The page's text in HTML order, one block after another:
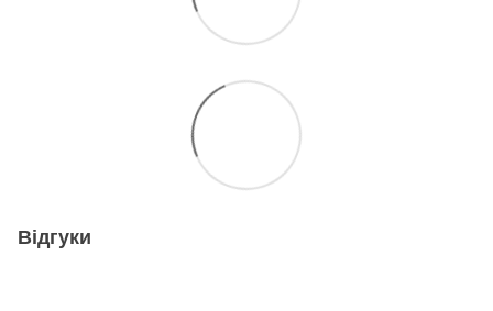
Відгуки